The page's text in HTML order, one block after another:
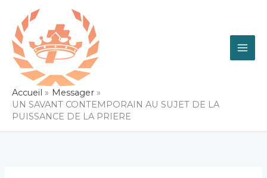
contenu
Accueil
Messager
UN SAVANT CONTEMPORAIN AU SUJET DE LA
PUISSANCE DE LA PRIERE